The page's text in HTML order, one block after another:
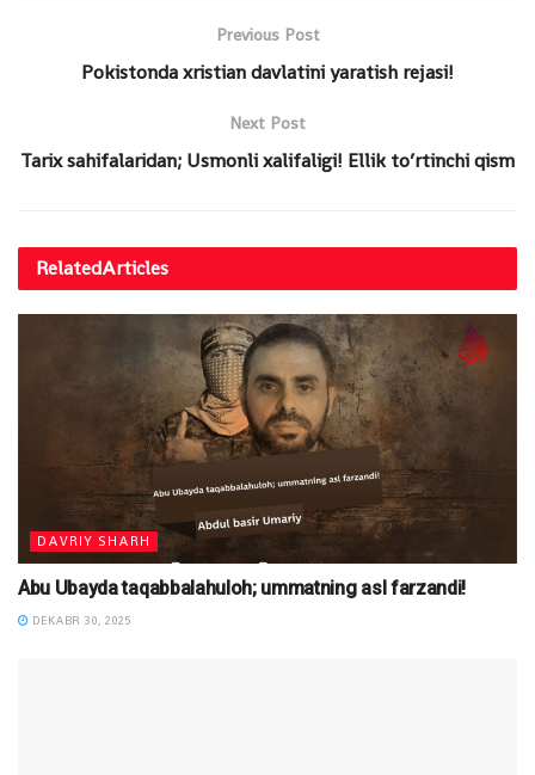
Previous Post
Pokistonda xristian davlatini yaratish rejasi!
Next Post
Tarix sahifalaridan; Usmonli xalifaligi! Ellik to’rtinchi qism
RelatedArticles
DAVRIY SHARH
Abu Ubayda taqabbalahuloh; ummatning asl farzandi!
DEKABR 30, 2025